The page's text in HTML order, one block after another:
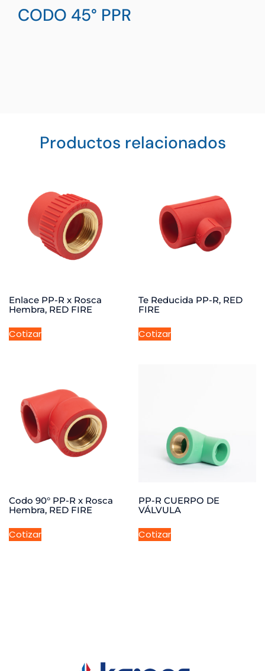
CODO 45° PPR
Productos relacionados
Enlace PP-R x Rosca
Hembra, RED FIRE
Cotizar
Te Reducida PP-R, RED
FIRE
Cotizar
Codo 90° PP-R x Rosca
Hembra, RED FIRE
Cotizar
PP-R CUERPO DE
VÁLVULA
Cotizar